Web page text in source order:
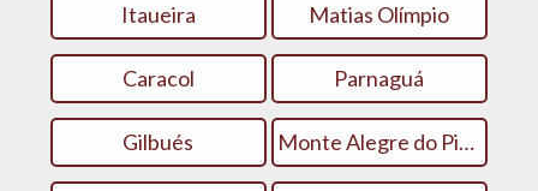
Itaueira Matias Olímpio
Caracol Parnaguá
Gilbués Monte Alegre do Piauí